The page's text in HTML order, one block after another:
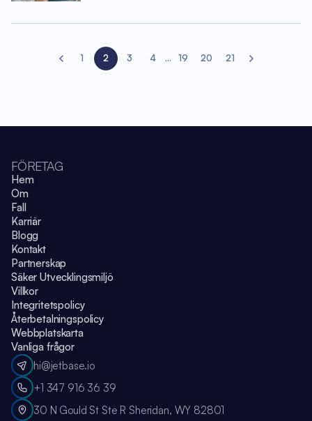
Previous page
1 2 3 4 ... 19 20
21
FÖRETAG
Hem
Om
Fall
Karriär
Blogg
Kontakt
Partnerskap
Säker Utvecklingsmiljö
Villkor
Integritetspolicy
Återbetalningspolicy
Webbplatskarta
Vanliga frågor
hi@jetbase.io
+1 347 916 36 39
30 N Gould St Ste R Sheridan, WY 82801